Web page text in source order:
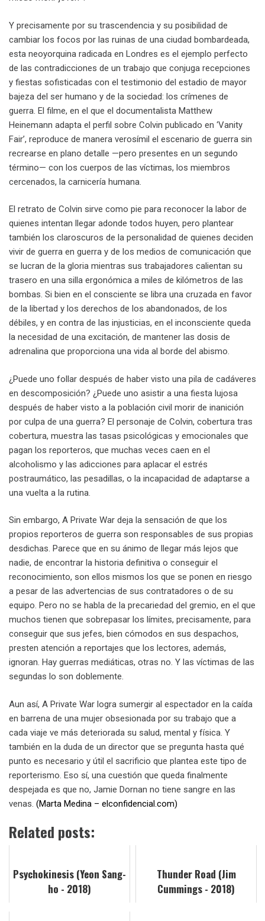
Y precisamente por su trascendencia y su posibilidad de
cambiar los focos por las ruinas de una ciudad bombardeada,
esta neoyorquina radicada en Londres es el ejemplo perfecto
de las contradicciones de un trabajo que conjuga recepciones
y fiestas sofisticadas con el testimonio del estadio de mayor
bajeza del ser humano y de la sociedad: los crímenes de
guerra. El filme, en el que el documentalista Matthew
Heinemann adapta el perfil sobre Colvin publicado en ‘Vanity
Fair’, reproduce de manera verosímil el escenario de guerra sin
recrearse en plano detalle —pero presentes en un segundo
término— con los cuerpos de las víctimas, los miembros
cercenados, la carnicería humana.
El retrato de Colvin sirve como pie para reconocer la labor de
quienes intentan llegar adonde todos huyen, pero plantear
también los claroscuros de la personalidad de quienes deciden
vivir de guerra en guerra y de los medios de comunicación que
se lucran de la gloria mientras sus trabajadores calientan su
trasero en una silla ergonómica a miles de kilómetros de las
bombas. Si bien en el consciente se libra una cruzada en favor
de la libertad y los derechos de los abandonados, de los
débiles, y en contra de las injusticias, en el inconsciente queda
la necesidad de una excitación, de mantener las dosis de
adrenalina que proporciona una vida al borde del abismo.
¿Puede uno follar después de haber visto una pila de cadáveres
en descomposición? ¿Puede uno asistir a una fiesta lujosa
después de haber visto a la población civil morir de inanición
por culpa de una guerra? El personaje de Colvin, cobertura tras
cobertura, muestra las tasas psicológicas y emocionales que
pagan los reporteros, que muchas veces caen en el
alcoholismo y las adicciones para aplacar el estrés
postraumático, las pesadillas, o la incapacidad de adaptarse a
una vuelta a la rutina.
Sin embargo, A Private War deja la sensación de que los
propios reporteros de guerra son responsables de sus propias
desdichas. Parece que en su ánimo de llegar más lejos que
nadie, de encontrar la historia definitiva o conseguir el
reconocimiento, son ellos mismos los que se ponen en riesgo
a pesar de las advertencias de sus contratadores o de su
equipo. Pero no se habla de la precariedad del gremio, en el que
muchos tienen que sobrepasar los límites, precisamente, para
conseguir que sus jefes, bien cómodos en sus despachos,
presten atención a reportajes que los lectores, además,
ignoran. Hay guerras mediáticas, otras no. Y las víctimas de las
segundas lo son doblemente.
Aun así, A Private War logra sumergir al espectador en la caída
en barrena de una mujer obsesionada por su trabajo que a
cada viaje ve más deteriorada su salud, mental y física. Y
también en la duda de un director que se pregunta hasta qué
punto es necesario y útil el sacrificio que plantea este tipo de
reporterismo. Eso sí, una cuestión que queda finalmente
despejada es que no, Jamie Dornan no tiene sangre en las
venas. (Marta Medina – elconfidencial.com)
Related posts:
Psychokinesis (Yeon Sang-
ho - 2018)
Thunder Road (Jim
Cummings - 2018)